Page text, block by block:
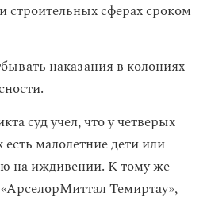
сферах сроком
наказания в колониях
суд учел, что у четверых
малолетние дети или
на иждивении. К тому же
Темиртау»,